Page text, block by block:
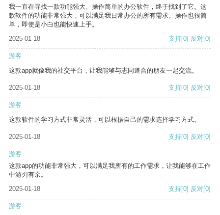
我一直在寻找一款功能强大、操作简单的办公软件，终于找到了它。这
款软件的功能非常强大，可以满足我日常办公的所有需求。操作也很简
单，即使是小白也能快速上手。
2025-01-18
支持[0] 反对[0]
游客
这款app就像我的社交平台，让我能够与志同道合的朋友一起交流。
2025-01-18 支持[0] 反对[0]
游客
这款软件的学习方式非常灵活，可以根据自己的需求选择学习方式。
2025-01-18 支持[0] 反对[0]
游客
这款app的功能非常强大，可以满足我所有的工作需求，让我能够在工作
中游刃有余。
2025-01-18
支持[0] 反对[0]
游客